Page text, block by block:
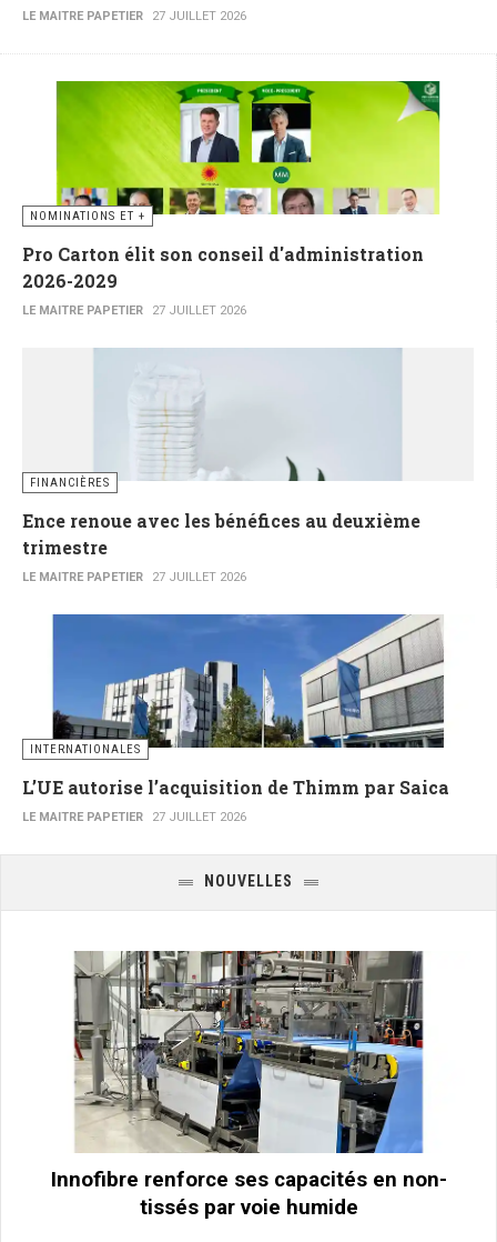
LE MAITRE PAPETIER 27 JUILLET 2026
NOMINATIONS ET +
Pro Carton élit son conseil d'administration
2026-2029
LE MAITRE PAPETIER 27 JUILLET 2026
FINANCIÈRES
Ence renoue avec les bénéfices au deuxième
trimestre
LE MAITRE PAPETIER 27 JUILLET 2026
INTERNATIONALES
L’UE autorise l’acquisition de Thimm par Saica
LE MAITRE PAPETIER 27 JUILLET 2026
NOUVELLES
Innofibre renforce ses capacités en non-
tissés par voie humide